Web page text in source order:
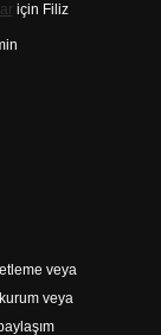
için Filiz
veya
veya